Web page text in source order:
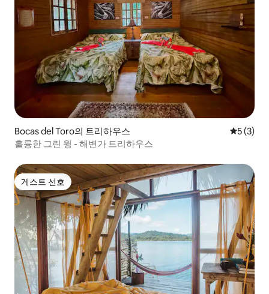
Bocas del Toro의 트리하우스 평점 5점
5 (3)
훌륭한 그린 윙 - 해변가 트리하우스
게스트 선호
게스트 선호